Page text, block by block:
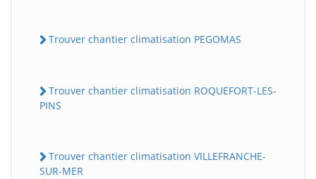
Trouver chantier climatisation PEGOMAS
Trouver chantier climatisation ROQUEFORT-LES-
PINS
Trouver chantier climatisation VILLEFRANCHE-
SUR-MER